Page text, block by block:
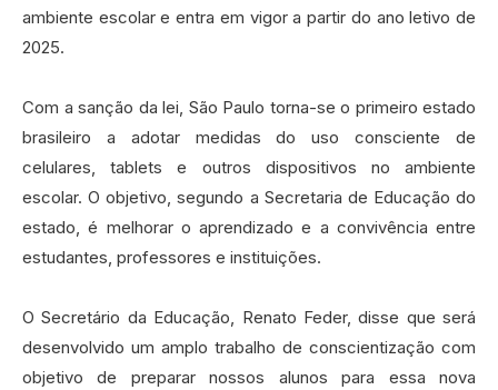
ambiente escolar e entra em vigor a partir do ano letivo de
2025.‍
Com a sanção da lei, São Paulo torna-se o primeiro estado
brasileiro a adotar medidas do uso consciente de
celulares, tablets e outros dispositivos no ambiente
escolar. O objetivo, segundo a Secretaria de Educação do
estado, é melhorar o aprendizado e a convivência entre
estudantes, professores e instituições.‍
O Secretário da Educação, Renato Feder, disse que será
desenvolvido um amplo trabalho de conscientização com
objetivo de preparar nossos alunos para essa nova